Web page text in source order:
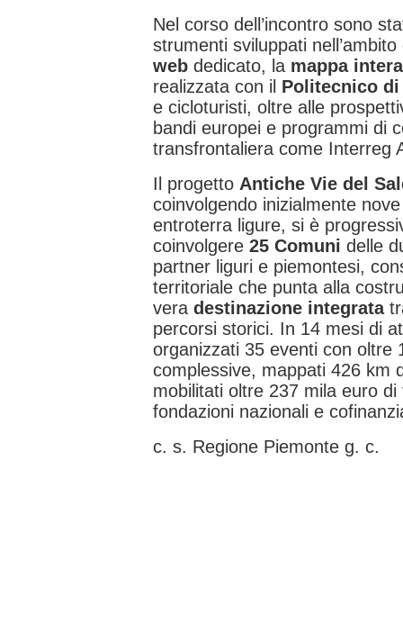
Nel corso dell’incontro sono
strumenti sviluppati
web dedicato, la mappa
realizzata con il Politecnico di
e cicloturisti, oltre alle
bandi europei e programmi di
transfrontaliera come Interreg
Il progetto Antiche Vie del
coinvolgendo inizialmente
entroterra ligure, si è
coinvolgere 25 Comuni delle
partner liguri e piemontesi,
territoriale che punta alla
vera destinazione integrata
percorsi storici. In 14 mesi di
organizzati 35 eventi con oltre
complessive, mappati 426 km
mobilitati oltre 237 mila euro
fondazioni nazionali e
c. s. Regione Piemonte g. c.